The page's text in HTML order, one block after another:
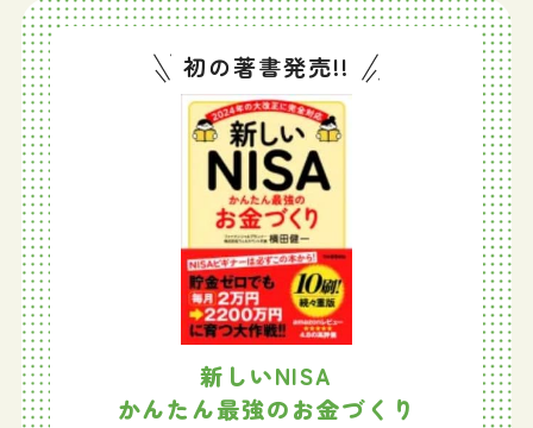
初の著書発売!!
新しいNISA
かんたん最強のお金づくり